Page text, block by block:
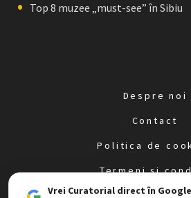
Top 8 muzee „must-see” în Sibiu
Despre noi
Contact
Politica de
Termeni și
Politica de
Vrei Curatorial direct în Google